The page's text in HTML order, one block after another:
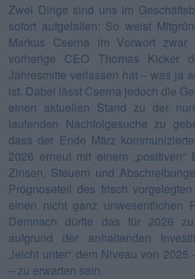
Zwei Dinge sind uns im
sofort aufgefallen: So weist
Markus Cserna im Vorwort
vorherige CEO Thomas Kicker
Jahresmitte verlassen hat – was ja
ist. Dabei lässt Cserna jedoch die
einen aktuellen Stand zu der
laufenden Nachfolgesuche zu
dass der Ende März
2026 erneut mit einem „positiven“
Zinsen, Steuern und
Prognoseteil des frisch
einen nicht ganz unwesentlichen
Demnach dürfte das für 2026
aufgrund der anhaltenden
„leicht unter“ dem Niveau von
– zu erwarten sein.